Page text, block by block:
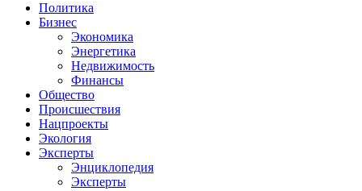
Политика
Бизнес
Экономика
Энергетика
Недвижимость
Финансы
Общество
Происшествия
Нацпроекты
Экология
Эксперты
Энциклопедия
Эксперты